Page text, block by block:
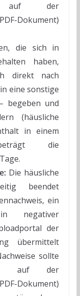
auf der
Dokument)
die sich in
haben,
direkt nach
eine sonstige
begeben und
(häusliche
in einem
beträgt die
Die häusliche
beendet
ein
negativer
der
übermittelt
sollte
auf der
Dokument)